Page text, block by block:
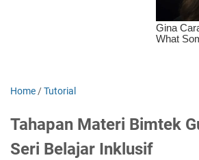
Home/Tutorial
Tahapan Materi Bimtek
Seri Belajar Inklusif